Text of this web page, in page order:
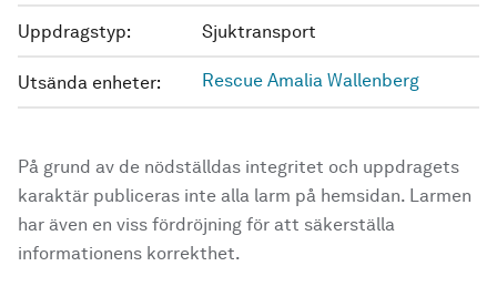
Uppdragstyp: Sjuktransport
Utsända enheter: Rescue Amalia Wallenberg
På grund av de nödställdas integritet och uppdragets
karaktär publiceras inte alla larm på hemsidan. Larmen
har även en viss fördröjning för att säkerställa
informationens korrekthet.